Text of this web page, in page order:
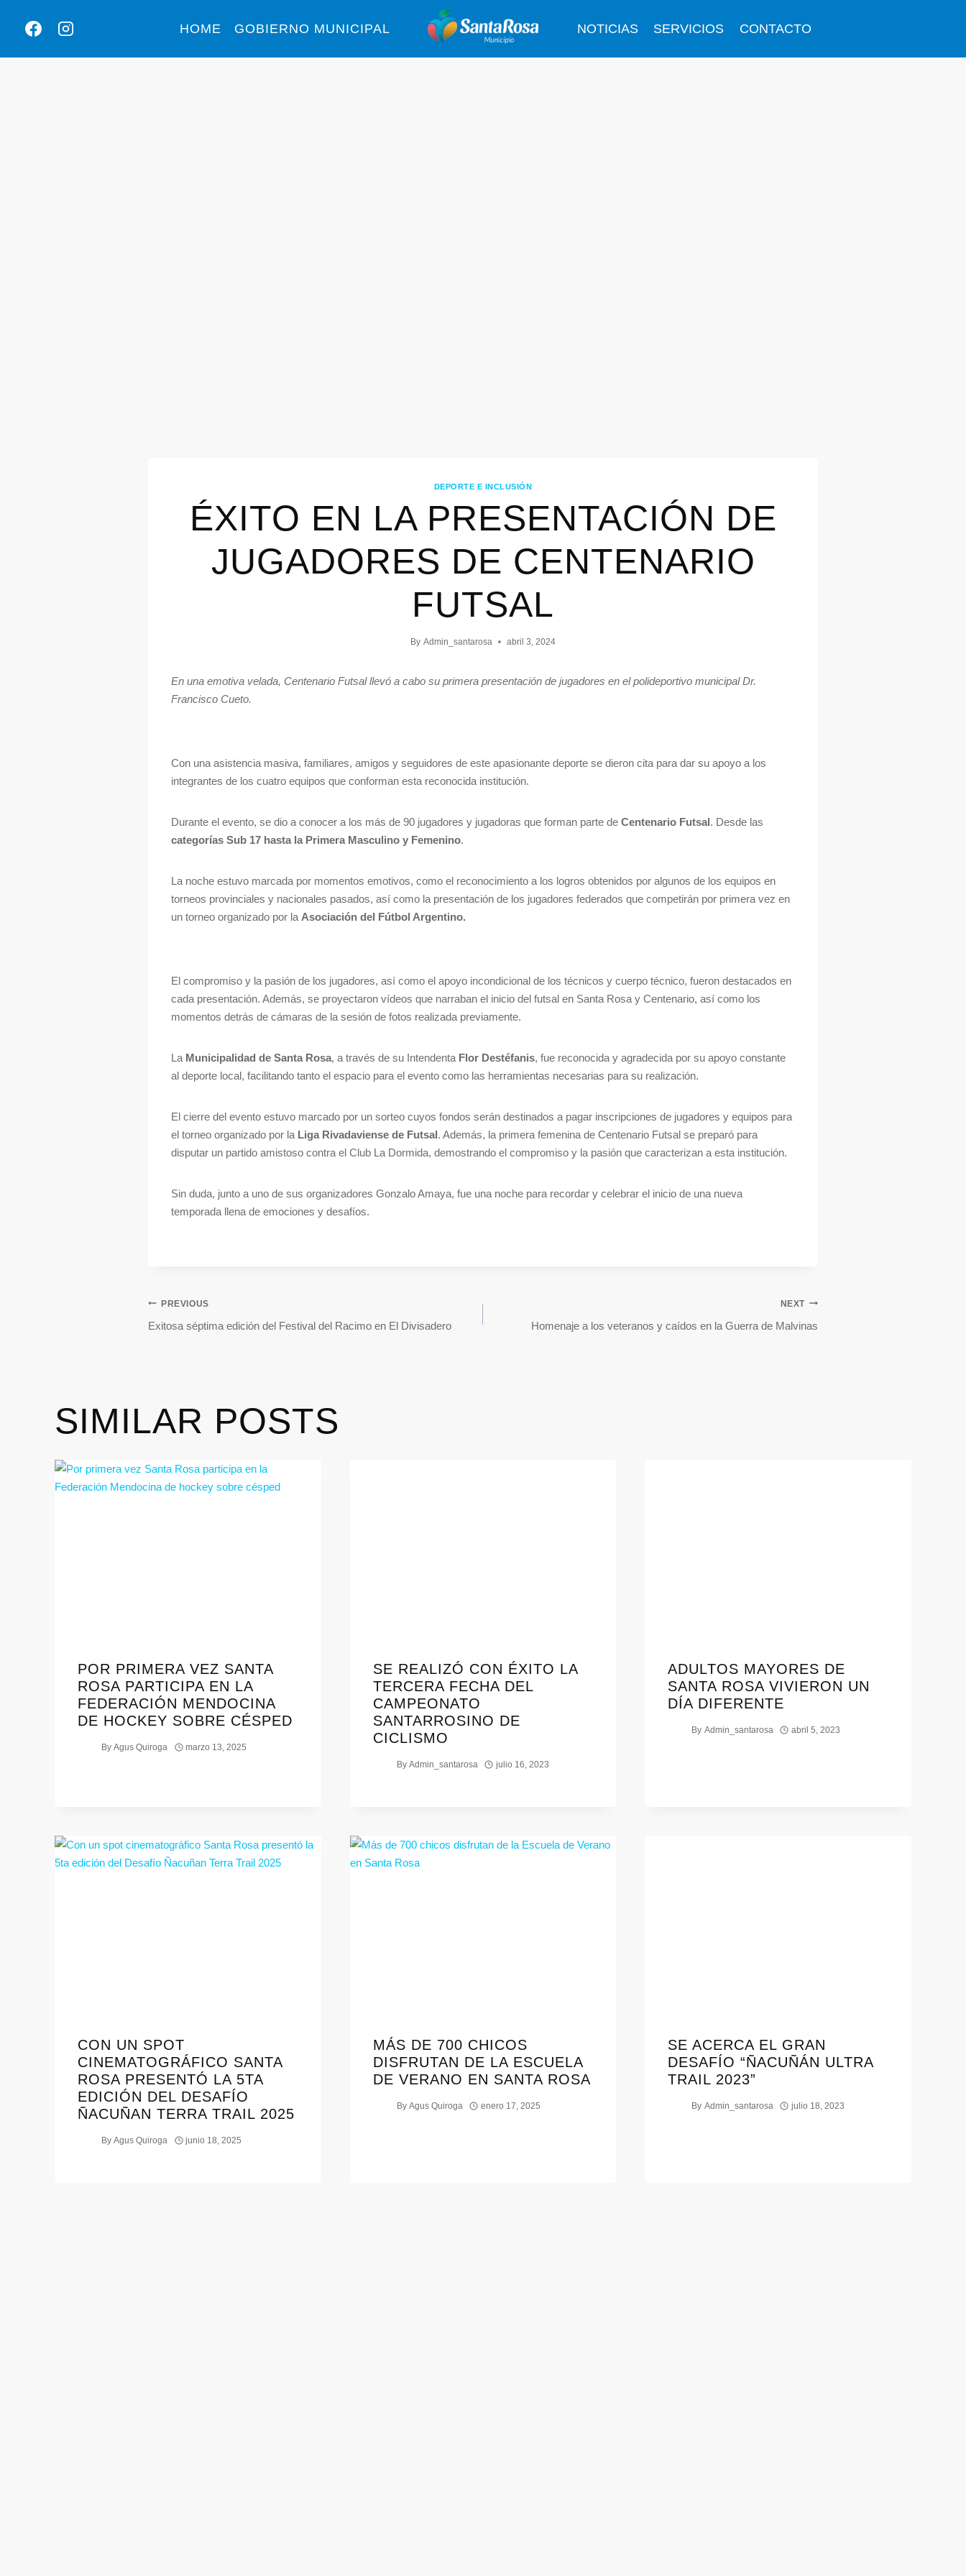
HOME GOBIERNO MUNICIPAL NOTICIAS SERVICIOS CONTACTO
DEPORTE E INCLUSIÓN
ÉXITO EN LA PRESENTACIÓN DE
JUGADORES DE CENTENARIO
FUTSAL
By Admin_santarosa abril 3, 2024
En una emotiva velada, Centenario Futsal llevó a cabo su primera presentación de jugadores en el polideportivo municipal Dr.
Francisco Cueto.
Con una asistencia masiva, familiares, amigos y seguidores de este apasionante deporte se dieron cita para dar su apoyo a los
integrantes de los cuatro equipos que conforman esta reconocida institución.
Durante el evento, se dio a conocer a los más de 90 jugadores y jugadoras que forman parte de Centenario Futsal. Desde las
categorías Sub 17 hasta la Primera Masculino y Femenino.
La noche estuvo marcada por momentos emotivos, como el reconocimiento a los logros obtenidos por algunos de los equipos en
torneos provinciales y nacionales pasados, así como la presentación de los jugadores federados que competirán por primera vez en
un torneo organizado por la Asociación del Fútbol Argentino.
El compromiso y la pasión de los jugadores, así como el apoyo incondicional de los técnicos y cuerpo técnico, fueron destacados en
cada presentación. Además, se proyectaron vídeos que narraban el inicio del futsal en Santa Rosa y Centenario, así como los
momentos detrás de cámaras de la sesión de fotos realizada previamente.
La Municipalidad de Santa Rosa, a través de su Intendenta Flor Destéfanis, fue reconocida y agradecida por su apoyo constante
al deporte local, facilitando tanto el espacio para el evento como las herramientas necesarias para su realización.
El cierre del evento estuvo marcado por un sorteo cuyos fondos serán destinados a pagar inscripciones de jugadores y equipos para
el torneo organizado por la Liga Rivadaviense de Futsal. Además, la primera femenina de Centenario Futsal se preparó para
disputar un partido amistoso contra el Club La Dormida, demostrando el compromiso y la pasión que caracterizan a esta institución.
Sin duda, junto a uno de sus organizadores Gonzalo Amaya, fue una noche para recordar y celebrar el inicio de una nueva
temporada llena de emociones y desafíos.
PREVIOUS
Exitosa séptima edición del Festival del Racimo en El Divisadero
NEXT
Homenaje a los veteranos y caídos en la Guerra de Malvinas
SIMILAR POSTS
POR PRIMERA VEZ SANTA
ROSA PARTICIPA EN LA
FEDERACIÓN MENDOCINA
DE HOCKEY SOBRE CÉSPED
By Agus Quiroga marzo 13, 2025
SE REALIZÓ CON ÉXITO LA
TERCERA FECHA DEL
CAMPEONATO
SANTARROSINO DE
CICLISMO
By Admin_santarosa julio 16, 2023
ADULTOS MAYORES DE
SANTA ROSA VIVIERON UN
DÍA DIFERENTE
By Admin_santarosa abril 5, 2023
CON UN SPOT
CINEMATOGRÁFICO SANTA
ROSA PRESENTÓ LA 5TA
EDICIÓN DEL DESAFÍO
ÑACUÑAN TERRA TRAIL 2025
By Agus Quiroga junio 18, 2025
MÁS DE 700 CHICOS
DISFRUTAN DE LA ESCUELA
DE VERANO EN SANTA ROSA
By Agus Quiroga enero 17, 2025
SE ACERCA EL GRAN
DESAFÍO “ÑACUÑÁN ULTRA
TRAIL 2023”
By Admin_santarosa julio 18, 2023